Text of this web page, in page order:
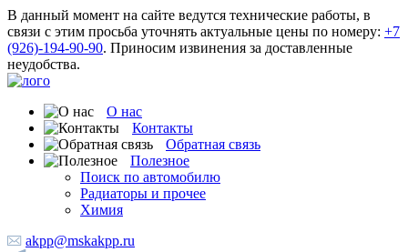
В данный момент на сайте ведутся технические работы, в
связи с этим просьба уточнять актуальные цены по номеру: +7
(926)-194-90-90. Приносим извинения за доставленные
неудобства.
О нас
Контакты
Обратная связь
Полезное
Поиск по автомобилю
Радиаторы и прочее
Химия
akpp@mskakpp.ru